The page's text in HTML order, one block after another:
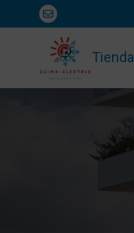
Tienda